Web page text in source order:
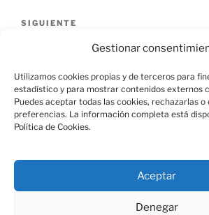
Gestionar
Utilizamos cookies propias y de terceros para
estadístico y para mostrar contenidos externos
Puedes aceptar todas las cookies, rechazarlas
preferencias. La información completa está
Política de Cookies.
Aceptar
Denegar
Siguiente
SIGUIENTE
Edificación Residencial, Calle del Rey